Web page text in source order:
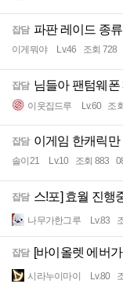
잡담 파판 레이드 종
이게뭐야 Lv.46 조회 728
잡담 님들아 팬텀웨
이웃집드루 Lv.60 조
잡담 이게임 한캐릭
솔이21 Lv.10 조회 883
잡담 스!포] 효월 진행
나무가한그루 Lv.83
잡담 [바이올렛 에버
시라누이마이 Lv.80